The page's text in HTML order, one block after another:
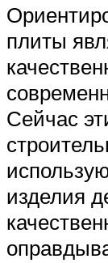
плиты
Сейчас
изделия